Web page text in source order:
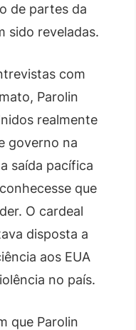
de partes da
sido reveladas.
com
Parolin
realmente
governo na
saída pacífica
que
O cardeal
disposta a
aos EUA
no país.
que Parolin